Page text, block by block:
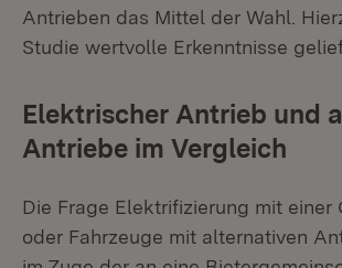
Antrieben das Mittel der Wahl.
Studie wertvolle Erkenntnisse
Elektrischer Antrieb und
Antriebe im Vergleich
Die Frage Elektrifizierung mit einer
oder Fahrzeuge mit alternativen